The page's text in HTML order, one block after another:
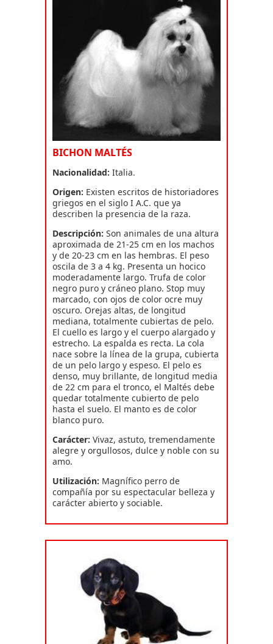
BICHON MALTÉS
Nacionalidad: Italia.
Origen: Existen escritos de historiadores
griegos en el siglo I A.C. que ya
describen la presencia de la raza.
Descripción: Son animales de una altura
aproximada de 21-25 cm en los machos
y de 20-23 cm en las hembras. El peso
oscila de 3 a 4 kg. Presenta un hocico
moderadamente largo. Trufa de color
negro puro y cráneo plano. Stop muy
marcado, con ojos de color ocre muy
oscuro. Orejas altas, de longitud
mediana, totalmente cubiertas de pelo.
El cuello es largo y el cuerpo alargado y
estrecho. La espalda es recta. La cola
nace sobre la línea de la grupa, cubierta
de un pelo largo y espeso. El pelo es
denso, muy brillante, de longitud media
de 22 cm para el tronco, el Maltés debe
quedar totalmente cubierto de pelo
hasta el suelo. El manto es de color
blanco puro.
Carácter: Vivaz, astuto, tremendamente
alegre y orgullosos, dulce y noble con su
amo.
Utilización: Magnífico perro de
compañía por su espectacular belleza y
carácter abierto y sociable.